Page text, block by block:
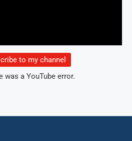
to my channel
was a YouTube error.